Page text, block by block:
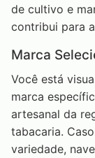
de cultivo e
contribui para
Marca
Você está
marca
artesanal da
tabacaria.
variedade,